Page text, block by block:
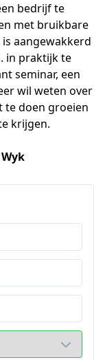
bedrijf te
met bruikbare
aangewakkerd
in praktijk te
seminar, een
wil weten over
te doen groeien
krijgen.